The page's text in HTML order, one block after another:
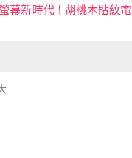
幕新時代！胡桃木貼紋電